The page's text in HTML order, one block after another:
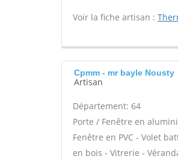
Voir la fiche artisan :
Cpmm - mr bayle Nousty
Artisan
Département: 64
Porte / Fenêtre en
Fenêtre en PVC - Volet
en bois - Vitrerie -